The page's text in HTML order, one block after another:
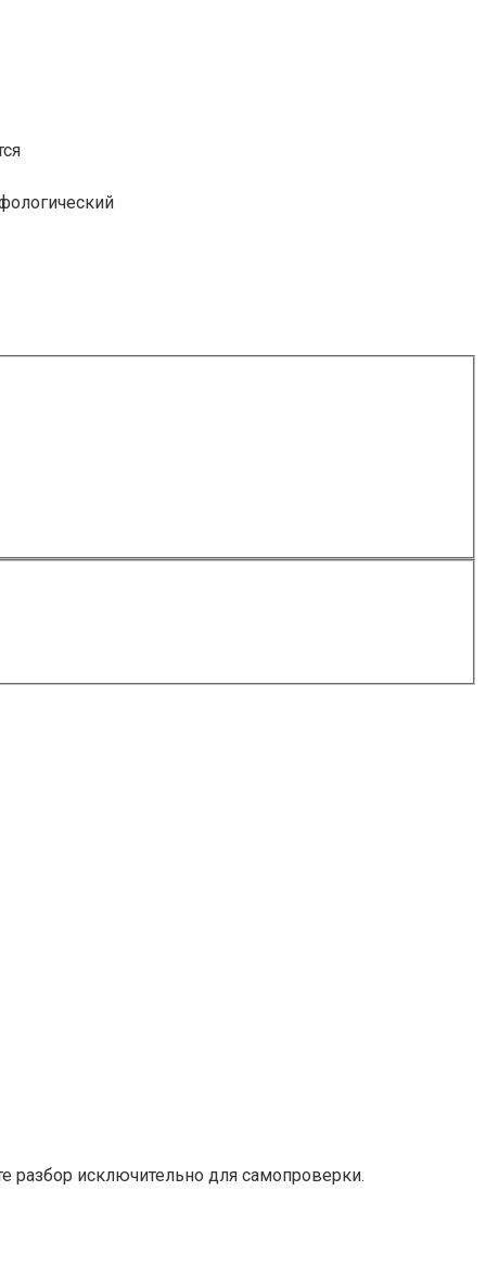
разбор исключительно для самопроверки.